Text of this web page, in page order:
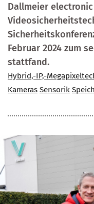
Dallmeier
Februar 2024 zum
stattfand.
Hybrid,-IP,-
Kameras Sensorik